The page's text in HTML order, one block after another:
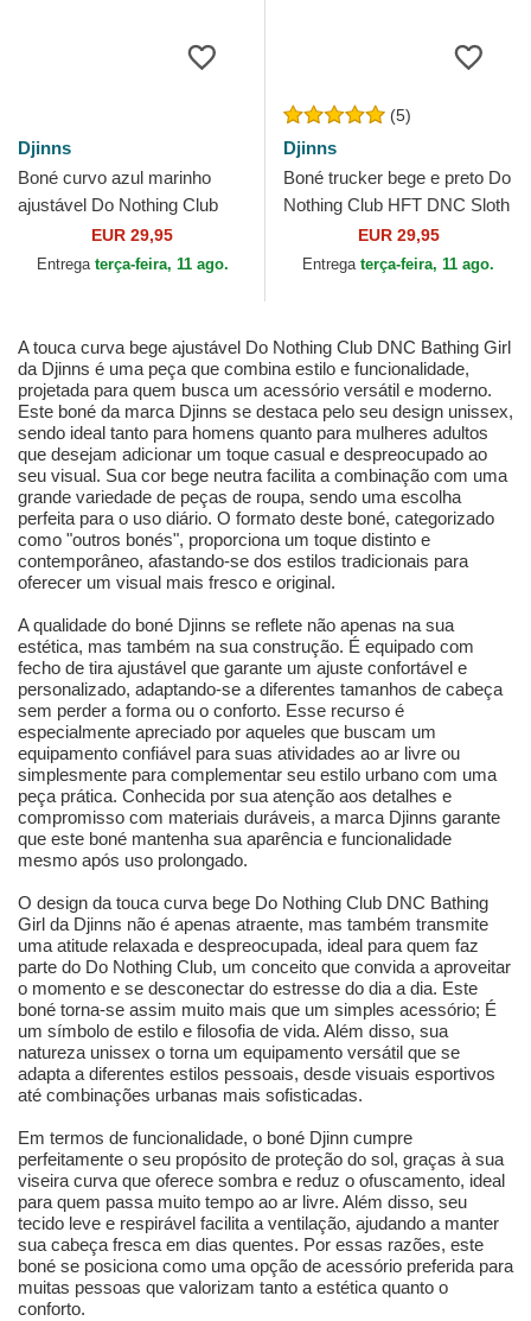
Djinns
Boné curvo azul marinho
ajustável Do Nothing Club
DNC Cherry da Djinns
EUR 29,95
Entrega terça-feira, 11 ago.
(5)
Djinns
Boné trucker bege e preto Do
Nothing Club HFT DNC Sloth
EUR 29,95
Entrega terça-feira, 11 ago.
A touca curva bege ajustável Do Nothing Club DNC Bathing Girl
da Djinns é uma peça que combina estilo e funcionalidade,
projetada para quem busca um acessório versátil e moderno.
Este boné da marca Djinns se destaca pelo seu design unissex,
sendo ideal tanto para homens quanto para mulheres adultos
que desejam adicionar um toque casual e despreocupado ao
seu visual. Sua cor bege neutra facilita a combinação com uma
grande variedade de peças de roupa, sendo uma escolha
perfeita para o uso diário. O formato deste boné, categorizado
como "outros bonés", proporciona um toque distinto e
contemporâneo, afastando-se dos estilos tradicionais para
oferecer um visual mais fresco e original.
A qualidade do boné Djinns se reflete não apenas na sua
estética, mas também na sua construção. É equipado com
fecho de tira ajustável que garante um ajuste confortável e
personalizado, adaptando-se a diferentes tamanhos de cabeça
sem perder a forma ou o conforto. Esse recurso é
especialmente apreciado por aqueles que buscam um
equipamento confiável para suas atividades ao ar livre ou
simplesmente para complementar seu estilo urbano com uma
peça prática. Conhecida por sua atenção aos detalhes e
compromisso com materiais duráveis, a marca Djinns garante
que este boné mantenha sua aparência e funcionalidade
mesmo após uso prolongado.
O design da touca curva bege Do Nothing Club DNC Bathing
Girl da Djinns não é apenas atraente, mas também transmite
uma atitude relaxada e despreocupada, ideal para quem faz
parte do Do Nothing Club, um conceito que convida a aproveitar
o momento e se desconectar do estresse do dia a dia. Este
boné torna-se assim muito mais que um simples acessório; É
um símbolo de estilo e filosofia de vida. Além disso, sua
natureza unissex o torna um equipamento versátil que se
adapta a diferentes estilos pessoais, desde visuais esportivos
até combinações urbanas mais sofisticadas.
Em termos de funcionalidade, o boné Djinn cumpre
perfeitamente o seu propósito de proteção do sol, graças à sua
viseira curva que oferece sombra e reduz o ofuscamento, ideal
para quem passa muito tempo ao ar livre. Além disso, seu
tecido leve e respirável facilita a ventilação, ajudando a manter
sua cabeça fresca em dias quentes. Por essas razões, este
boné se posiciona como uma opção de acessório preferida para
muitas pessoas que valorizam tanto a estética quanto o
conforto.